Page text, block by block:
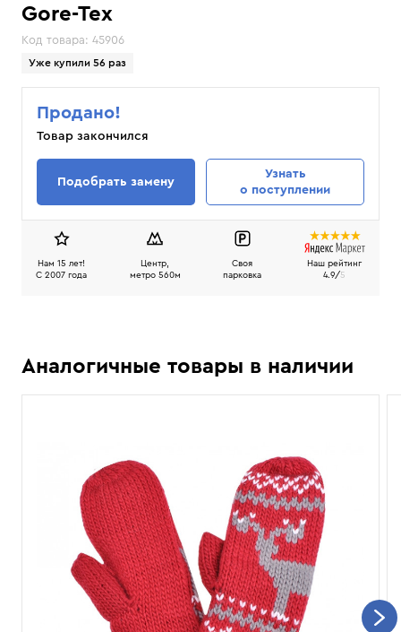
Gore-Tex
Код товара: 45906
Уже купили 56 раз
Продано!
Товар закончился
Подобрать замену
Узнать
о поступлении
Нам 15 лет!
C 2007 года
Центр,
метро 560м
Своя
парковка
Наш рейтинг
4.9/5
Аналогичные товары в наличии